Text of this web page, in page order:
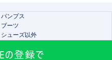
パンプス
ブーツ
シューズ以外